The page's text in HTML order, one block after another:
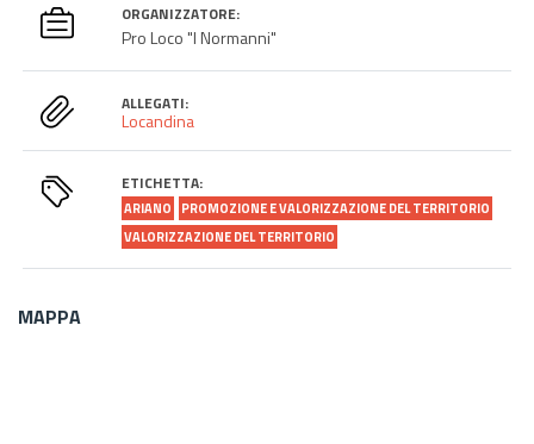
ORGANIZZATORE:
Pro Loco "I Normanni"
ALLEGATI:
Locandina
ETICHETTA:
ARIANO
PROMOZIONE E VALORIZZAZIONE DEL TERRITORIO
VALORIZZAZIONE DEL TERRITORIO
MAPPA